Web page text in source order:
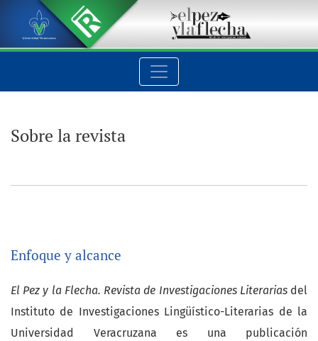
Sobre la revista
Sobre la revista
Enfoque y alcance
El Pez y la Flecha. Revista de Investigaciones Literariasdel
Instituto de Investigaciones Lingüístico-Literarias de la
Universidad Veracruzana es una publicación